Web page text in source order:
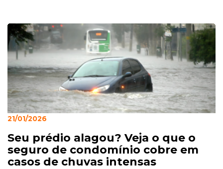
21/01/2026
Seu prédio alagou? Veja o que o
seguro de condomínio cobre em
casos de chuvas intensas